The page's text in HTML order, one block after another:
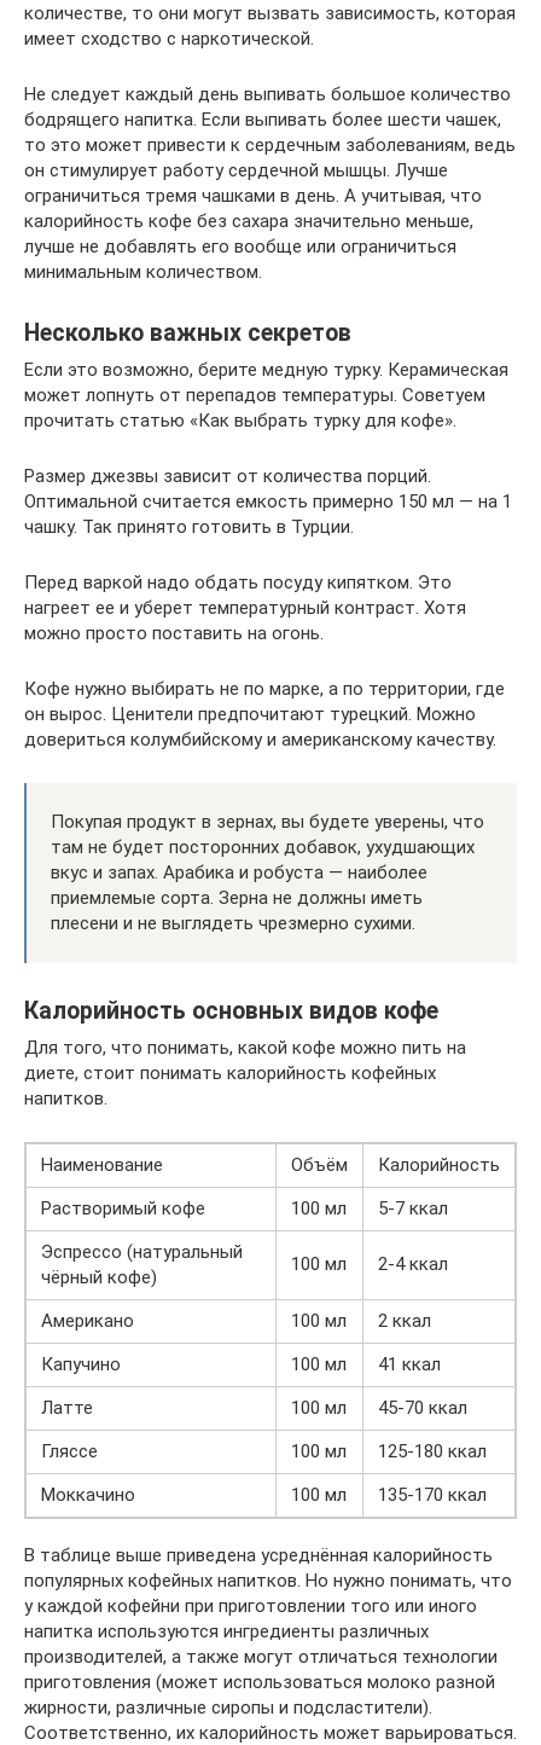
количестве, то они могут вызвать зависимость, которая
имеет сходство с наркотической.
Не следует каждый день выпивать большое количество
бодрящего напитка. Если выпивать более шести чашек,
то это может привести к сердечным заболеваниям, ведь
он стимулирует работу сердечной мышцы. Лучше
ограничиться тремя чашками в день. А учитывая, что
калорийность кофе без сахара значительно меньше,
лучше не добавлять его вообще или ограничиться
минимальным количеством.
Несколько важных секретов
Если это возможно, берите медную турку. Керамическая
может лопнуть от перепадов температуры. Советуем
прочитать статью «Как выбрать турку для кофе».
Размер джезвы зависит от количества порций.
Оптимальной считается емкость примерно 150 мл — на 1
чашку. Так принято готовить в Турции.
Перед варкой надо обдать посуду кипятком. Это
нагреет ее и уберет температурный контраст. Хотя
можно просто поставить на огонь.
Кофе нужно выбирать не по марке, а по территории, где
он вырос. Ценители предпочитают турецкий. Можно
довериться колумбийскому и американскому качеству.
Покупая продукт в зернах, вы будете уверены, что
там не будет посторонних добавок, ухудшающих
вкус и запах. Арабика и робуста — наиболее
приемлемые сорта. Зерна не должны иметь
плесени и не выглядеть чрезмерно сухими.
Калорийность основных видов кофе
Для того, что понимать, какой кофе можно пить на
диете, стоит понимать калорийность кофейных
напитков.
Наименование Объём
Калорийность
Растворимый кофе
100 мл
5-7 ккал
Эспрессо (натуральный
чёрный кофе)
100 мл 2-4 ккал
Американо 100 мл
2 ккал
Капучино
100 мл
41 ккал
Латте
100 мл
45-70 ккал
Гляссе
100 мл
125-180 ккал
Моккачино
100 мл 135-170 ккал
В таблице выше приведена усреднённая калорийность
популярных кофейных напитков. Но нужно понимать, что
у каждой кофейни при приготовлении того или иного
напитка используются ингредиенты различных
производителей, а также могут отличаться технологии
приготовления (может использоваться молоко разной
жирности, различные сиропы и подсластители).
Соответственно, их калорийность может варьироваться.